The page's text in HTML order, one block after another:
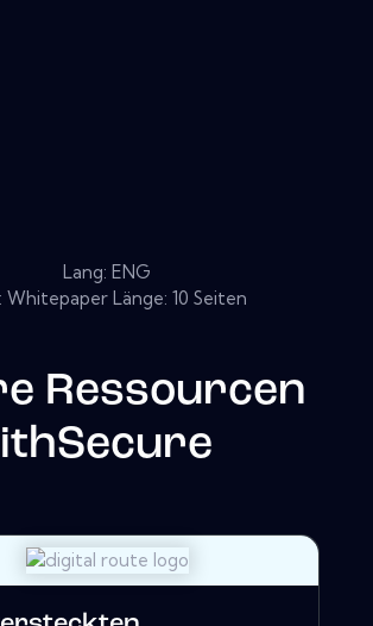
Lang: ENG
Whitepaper Länge: 10 Seiten
Ressourcen